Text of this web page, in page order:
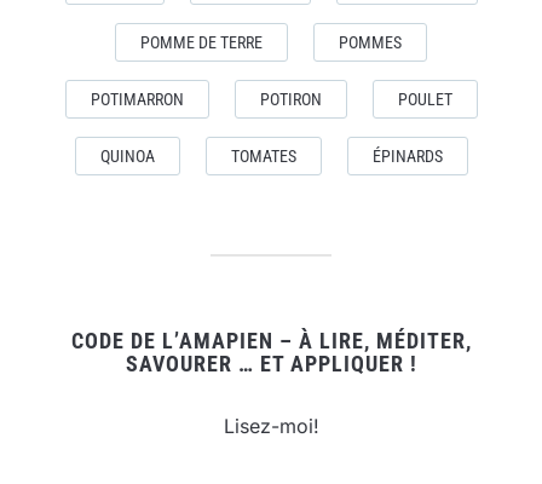
POMME DE TERRE POMMES
POTIMARRON POTIRON POULET
QUINOA TOMATES ÉPINARDS
CODE DE L’AMAPIEN – À LIRE, MÉDITER,
SAVOURER … ET APPLIQUER !
Lisez-moi!